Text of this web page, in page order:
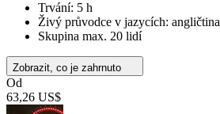
Trvání: 5 h
Živý průvodce v jazycích: angličtina
Skupina max. 20 lidí
Zobrazit, co je zahrnuto
Od
63,26 US$